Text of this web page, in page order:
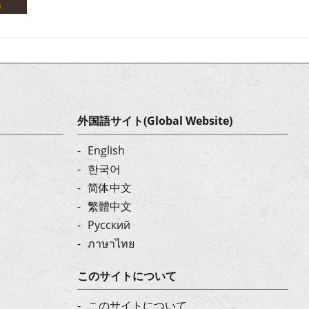
外国語サイト(Global Website)
English
한국어
简体中文
繁體中文
Русский
ภาษาไทย
このサイトについて
このサイトについて